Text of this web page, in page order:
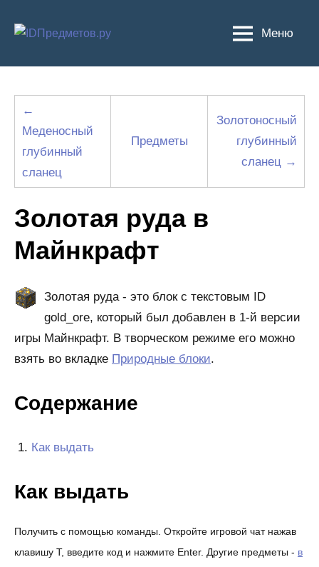
Меню
←
Меденосный
глубинный
сланец
Предметы
Золотоносный
глубинный
сланец →
Золотая руда в
Майнкрафт
Золотая руда - это блок с текстовым ID
gold_ore, который был добавлен в 1-й версии
игры Майнкрафт. В творческом режиме его можно
взять во вкладке Природные блоки.
Содержание
Как выдать
Как выдать
Получить с помощью команды. Откройте игровой чат нажав
клавишу T, введите код и нажмите Enter. Другие предметы - в